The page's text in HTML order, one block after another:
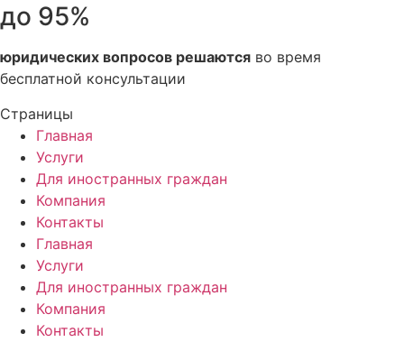
до 95%
юридических вопросов решаются во время
бесплатной консультации
Страницы
Главная
Услуги
Для иностранных граждан
Компания
Контакты
Главная
Услуги
Для иностранных граждан
Компания
Контакты